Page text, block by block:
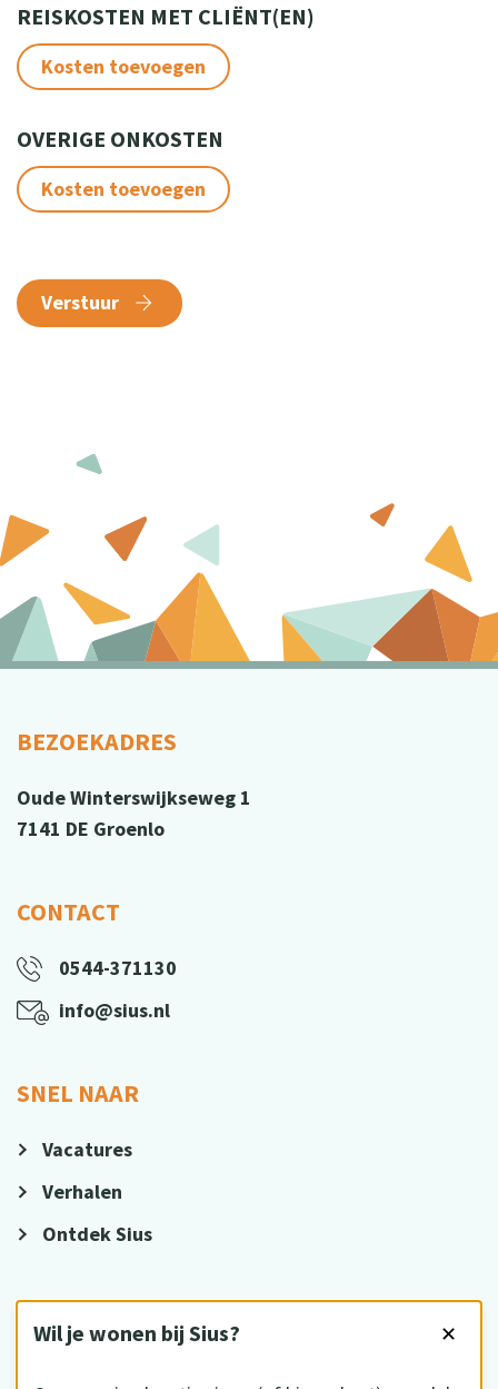
Wil je wonen bij Sius? ✕
REISKOSTEN MET CLIËNT(EN)
Kosten toevoegen
OVERIGE ONKOSTEN
Kosten toevoegen
Verstuur
BEZOEKADRES
Oude Winterswijkseweg 1
7141 DE Groenlo
CONTACT
0544-371130
info@sius.nl
SNEL NAAR
Vacatures
Verhalen
Ontdek Sius